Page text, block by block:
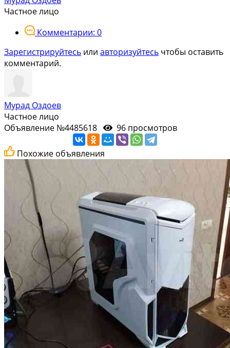
Частное лицо
Комментарии: 0
Зарегистрируйтесь или авторизуйтесь чтобы оставить
комментарий.
Мурад Оздоев
Частное лицо
Объявление №4485618
96 просмотров
Похожие объявления